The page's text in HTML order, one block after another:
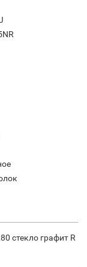
стекло графит R